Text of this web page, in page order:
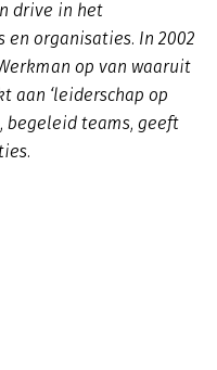
drive in het
organisaties. In 2002
op van waaruit
aan ‘leiderschap op
begeleid teams, geeft